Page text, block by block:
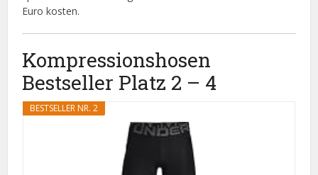
Euro kosten.
Kompressionshosen
Bestseller Platz 2 – 4
BESTSELLER NR. 2